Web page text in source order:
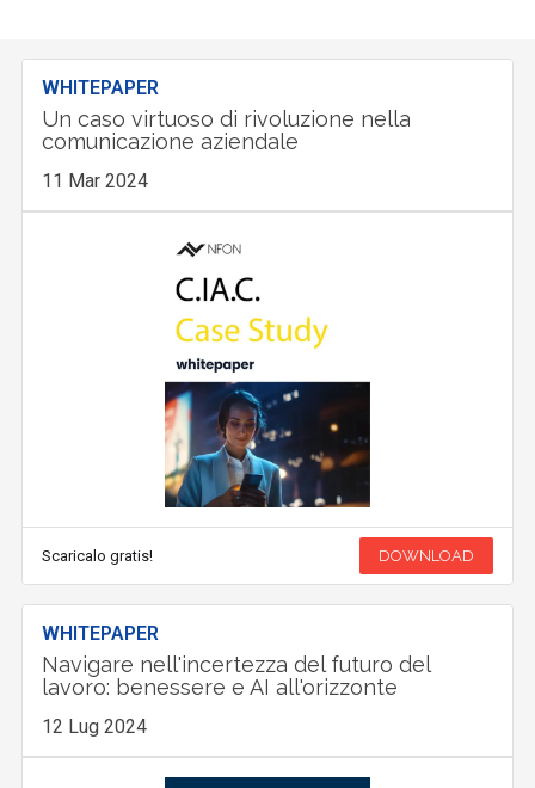
WHITEPAPER
Un caso virtuoso di rivoluzione nella
comunicazione aziendale
11 Mar 2024
Scaricalo gratis! DOWNLOAD
WHITEPAPER
Navigare nell'incertezza del futuro del
lavoro: benessere e AI all'orizzonte
12 Lug 2024